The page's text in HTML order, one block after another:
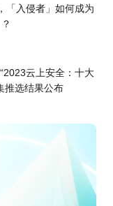
「入侵者」如何成为
云上安全：十大
推选结果公布